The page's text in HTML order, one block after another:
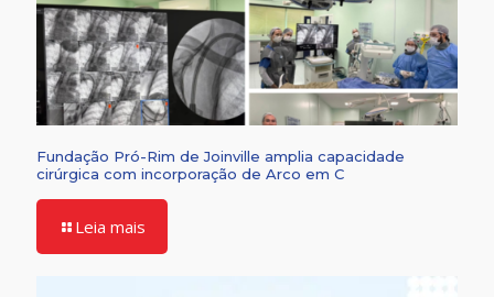
Fundação Pró-Rim de Joinville amplia capacidade
cirúrgica com incorporação de Arco em C
Leia mais